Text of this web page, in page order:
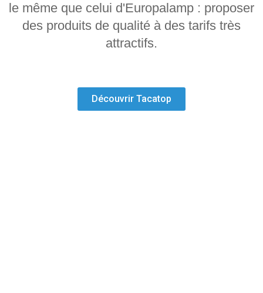
le même que celui d'Europalamp : proposer
des produits de qualité à des tarifs très
attractifs.
Découvrir Tacatop